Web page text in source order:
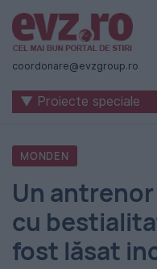
Știri
naționale
internaționale
România
-
Evenimentul
Zilei
coordonare@evzgroup.ro
▼ Proiecte speciale
MONDEN
Un
cu
fost lăsat